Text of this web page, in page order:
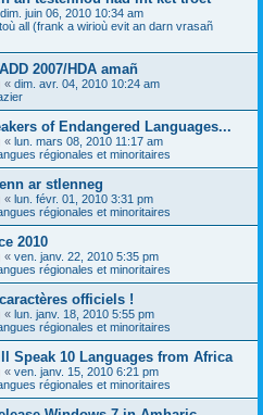
dim. juin 06, 2010 10:34 am
all (frank a wirioù evit an darn vrasañ
2007/HDA amañ
« dim. avr. 04, 2010 10:24 am
of Endangered Languages...
« lun. mars 08, 2010 11:17 am
régionales et minoritaires
ar stlenneg
« lun. févr. 01, 2010 3:31 pm
régionales et minoritaires
2010
« ven. janv. 22, 2010 5:35 pm
régionales et minoritaires
officiels !
« lun. janv. 18, 2010 5:55 pm
régionales et minoritaires
Speak 10 Languages from Africa
« ven. janv. 15, 2010 6:21 pm
régionales et minoritaires